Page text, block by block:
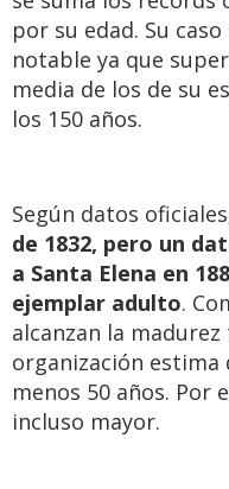
por su edad. Su
notable ya que
media de los de su
los 150 años.
Según datos
de 1832, pero un
a Santa Elena en
ejemplar adulto.
alcanzan la
organización estima
menos 50 años. Por
incluso mayor.